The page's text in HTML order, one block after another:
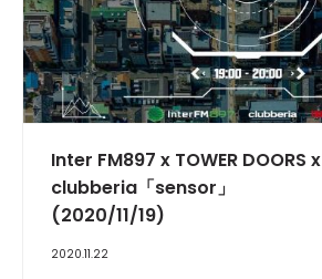
INTERVIEW
Inter FM897 x TOWER DOORS x
clubberia「sensor」
(2020/11/19)
2020.11.22